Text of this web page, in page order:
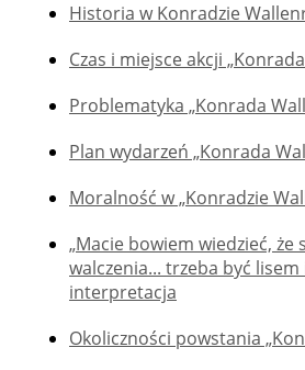
Historia w Konradzie
Czas i miejsce akcji
Problematyka „Konrada
Plan wydarzeń „Konrada
Moralność w „Konradzie
„Macie bowiem wiedzieć, że
walczenia... trzeba być lisem
interpretacja
Okoliczności powstania